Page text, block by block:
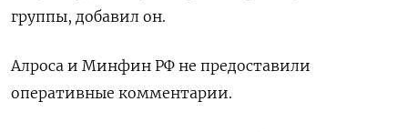
группы, добавил он.
Алроса и Минфин РФ не предоставили
оперативные комментарии.